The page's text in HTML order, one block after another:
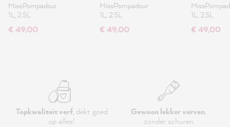
MissPompadour
1L, 2.5L
€ 49,00
MissPompadour
1L, 2.5L
€ 49,00
1L, 2.5L
€ 49,00
Topkwaliteit verf, dekt goed
op alles!
Gewoon lekker verven,
zonder schuren